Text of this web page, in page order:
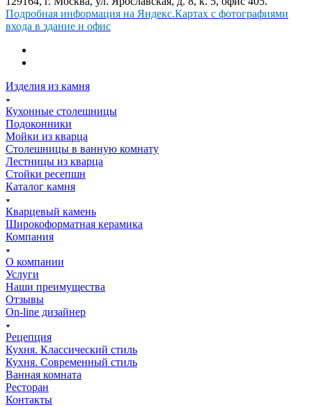
Подробная информация на Яндекс.Картах с фотографиями
входа в здание и офис
Изделия из камня
Кухонные столешницы
Подоконники
Мойки из кварца
Столешницы в ванную комнату
Лестницы из кварца
Стойки ресепшн
Каталог камня
Кварцевый камень
Широкоформатная керамика
Компания
О компании
Услуги
Наши преимущества
Отзывы
On-line дизайнер
Рецепция
Кухня. Классический стиль
Кухня. Современный стиль
Ванная комната
Ресторан
Контакты